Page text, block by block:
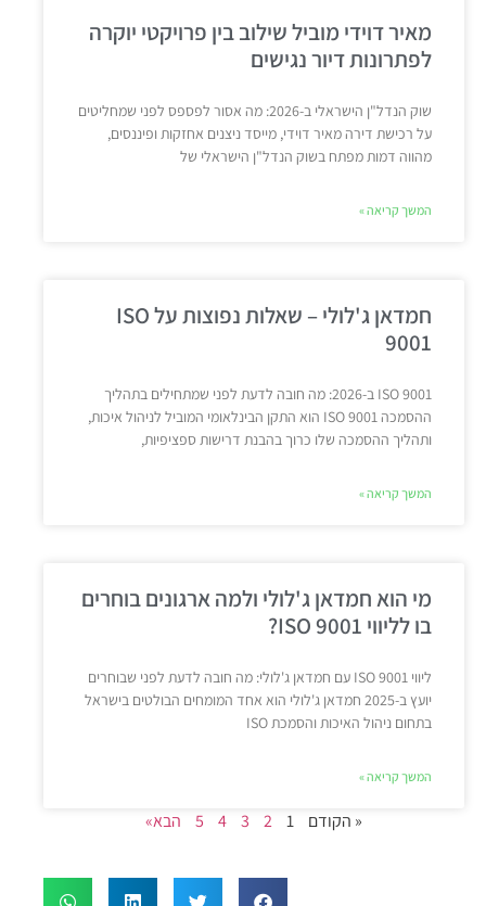
מאיר דוידי מוביל שילוב בין פרויקטי יוקרה
לפתרונות דיור נגישים
שוק הנדל"ן הישראלי ב-2026: מה אסור לפספס לפני שמחליטים
על רכישת דירה מאיר דוידי, מייסד ניצנים אחזקות ופיננסים,
מהווה דמות מפתח בשוק הנדל"ן הישראלי של
המשך קריאה »
חמדאן ג'לולי – שאלות נפוצות על ISO
9001
ISO 9001 ב-2026: מה חובה לדעת לפני שמתחילים בתהליך
ההסמכה ISO 9001 הוא התקן הבינלאומי המוביל לניהול איכות,
ותהליך ההסמכה שלו כרוך בהבנת דרישות ספציפיות,
המשך קריאה »
מי הוא חמדאן ג'לולי ולמה ארגונים בוחרים
בו לליווי ISO 9001?
ליווי ISO 9001 עם חמדאן ג'לולי: מה חובה לדעת לפני שבוחרים
יועץ ב-2025 חמדאן ג'לולי הוא אחד המומחים הבולטים בישראל
בתחום ניהול האיכות והסמכת ISO
המשך קריאה »
« הקודם 1
2
3
4
5 הבא»